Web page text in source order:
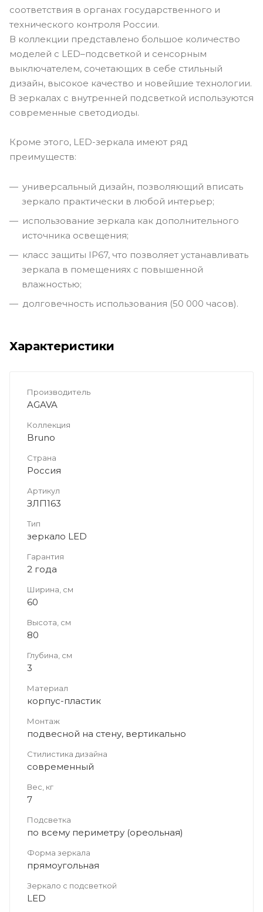
соответствия в органах государственного и
технического контроля России.
В коллекции представлено большое количество
моделей с LED–подсветкой и сенсорным
выключателем, сочетающих в себе стильный
дизайн, высокое качество и новейшие технологии.
В зеркалах с внутренней подсветкой используются
современные светодиоды.
Кроме этого, LED-зеркала имеют ряд
преимуществ:
универсальный дизайн, позволяющий вписать
зеркало практически в любой интерьер;
использование зеркала как дополнительного
источника освещения;
класс защиты IP67, что позволяет устанавливать
зеркала в помещениях с повышенной
влажностью;
долговечность использования (50 000 часов).
Характеристики
Производитель
AGAVA
Коллекция
Bruno
Страна
Россия
Артикул
ЗЛП163
Тип
зеркало LED
Гарантия
2 года
Ширина, см
60
Высота, см
80
Глубина, см
3
Материал
корпус-пластик
Монтаж
подвесной на стену, вертикально
Стилистика дизайна
современный
Вес, кг
7
Подсветка
по всему периметру (ореольная)
Форма зеркала
прямоугольная
Зеркало с подсветкой
LED